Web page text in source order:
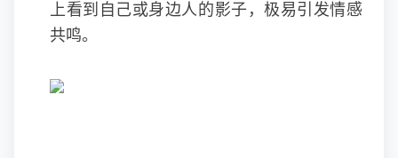
上看到自己或身边人的影子，极易引发情感
共鸣。